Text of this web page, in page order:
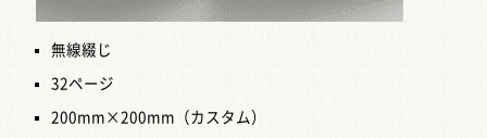
無線綴じ
32ページ
200mm×200mm（カスタム）